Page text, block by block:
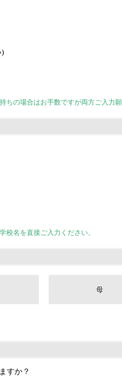
)
ちの場合はお手数ですが両方ご入力
名を直接ご入力ください。
母
すか？